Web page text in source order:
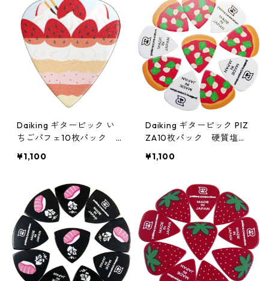
Daiking ギターピック い
ちごパフェ10枚パック
本製。
¥1,100
Daiking ギターピック PIZ
ZA10枚パック 硬質塩ビ
¥1,100